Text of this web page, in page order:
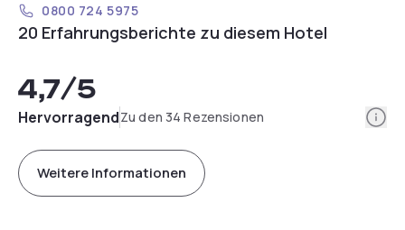
0800 724 5975
20 Erfahrungsberichte zu diesem Hotel
4,7/5
HervorragendZu den 34 Rezensionen
Weitere Informationen